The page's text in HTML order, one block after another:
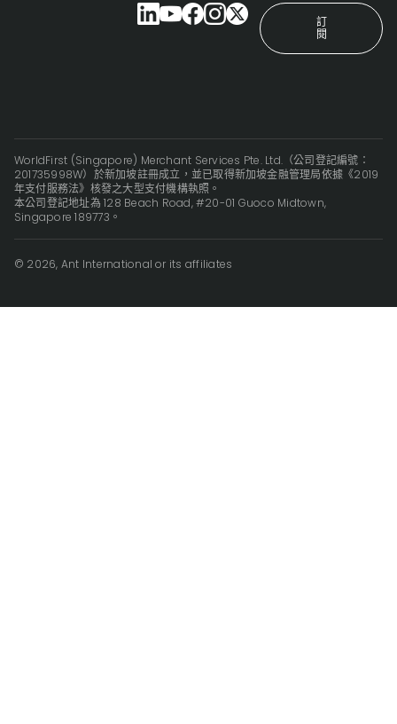
訂
閱
WorldFirst (Singapore) Merchant Services Pte. Ltd.（公司登記編號：
201735998W）於新加坡註冊成立，並已取得新加坡金融管理局依據《2019
年支付服務法》核發之大型支付機構執照。
本公司登記地址為 128 Beach Road, #20-01 Guoco Midtown,
Singapore 189773。
© 2026, Ant International or its affiliates